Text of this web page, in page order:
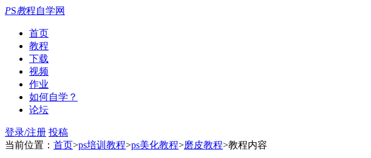
PS教程自学网
首页
教程
下载
视频
作业
如何自学？
论坛
登录/注册 投稿
当前位置： 首页>ps培训教程>ps美化教程>磨皮教程>教程内容